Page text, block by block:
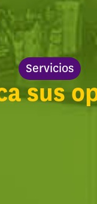
Servicios
sus